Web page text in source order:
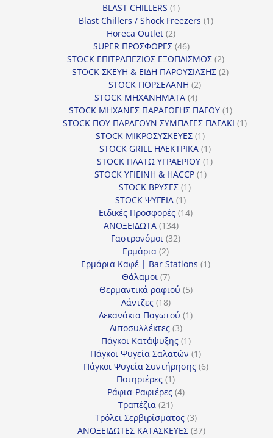
BLAST CHILLERS 11
προϊόν
Blast Chillers / Shock Freezers 11
Horeca Outlet 22
προϊόντα
SUPER ΠΡΟΣΦΟΡΕΣ 4646
προϊόντα
STOCK ΕΠΙΤΡΑΠΕΖΙΟΣ ΕΞΟΠΛΙΣΜΟΣ 22
προϊόντα
STOCK ΣΚΕΥΗ & ΕΙΔΗ ΠΑΡΟΥΣΙΑΣΗΣ 22
STOCK ΠΟΡΣΕΛΑΝΗ 22
STOCK ΜΗΧΑΝΗΜΑΤΑ 44
προϊόντα
STOCK ΜΗΧΑΝΕΣ ΠΑΡΑΓΩΓΗΣ ΠΑΓΟΥ 11
προϊόν
STOCK ΠΟΥ ΠΑΡΑΓΟΥΝ ΣΥΜΠΑΓΕΣ ΠΑΓΑΚΙ 11
STOCK ΜΙΚΡΟΣΥΣΚΕΥΕΣ 11
προϊόν
STOCK GRILL ΗΛΕΚΤΡΙΚΑ 11
προϊόν
STOCK ΠΛΑΤΩ ΥΓΡΑΕΡΙΟΥ 11
STOCK ΥΓΙΕΙΝΗ & HACCP 11
STOCK ΒΡΥΣΕΣ 11
STOCK ΨΥΓΕΙΑ 11
προϊόν
Ειδικές Προσφορές 1414
ΑΝΟΞΕΙΔΩΤΑ 134134
προϊόντα
Γαστρονόμοι 3232
Ερμάρια 22
προϊόντα
Ερμάρια Καφέ | Bar Stations 11
Θάλαμοι 77
προϊόντα
Θερμαντικά ραφιού 55
Λάντζες 1818
προϊόντα
Λεκανάκια Παγωτού 11
Λιποσυλλέκτες 33
προϊόντα
Πάγκοι Κατάψυξης 11
προϊόν
Πάγκοι Ψυγεία Σαλατών 11
προϊόν
Πάγκοι Ψυγεία Συντήρησης 66
Ποτηριέρες 11
προϊόν
Ράφια-Ραφιέρες 44
Τραπέζια 2121
προϊόντα
Τρόλεϊ Σερβιρίσματος 33
προϊόντα
ΑΝΟΞΕΙΔΩΤΕΣ ΚΑΤΑΣΚΕΥΕΣ 3737